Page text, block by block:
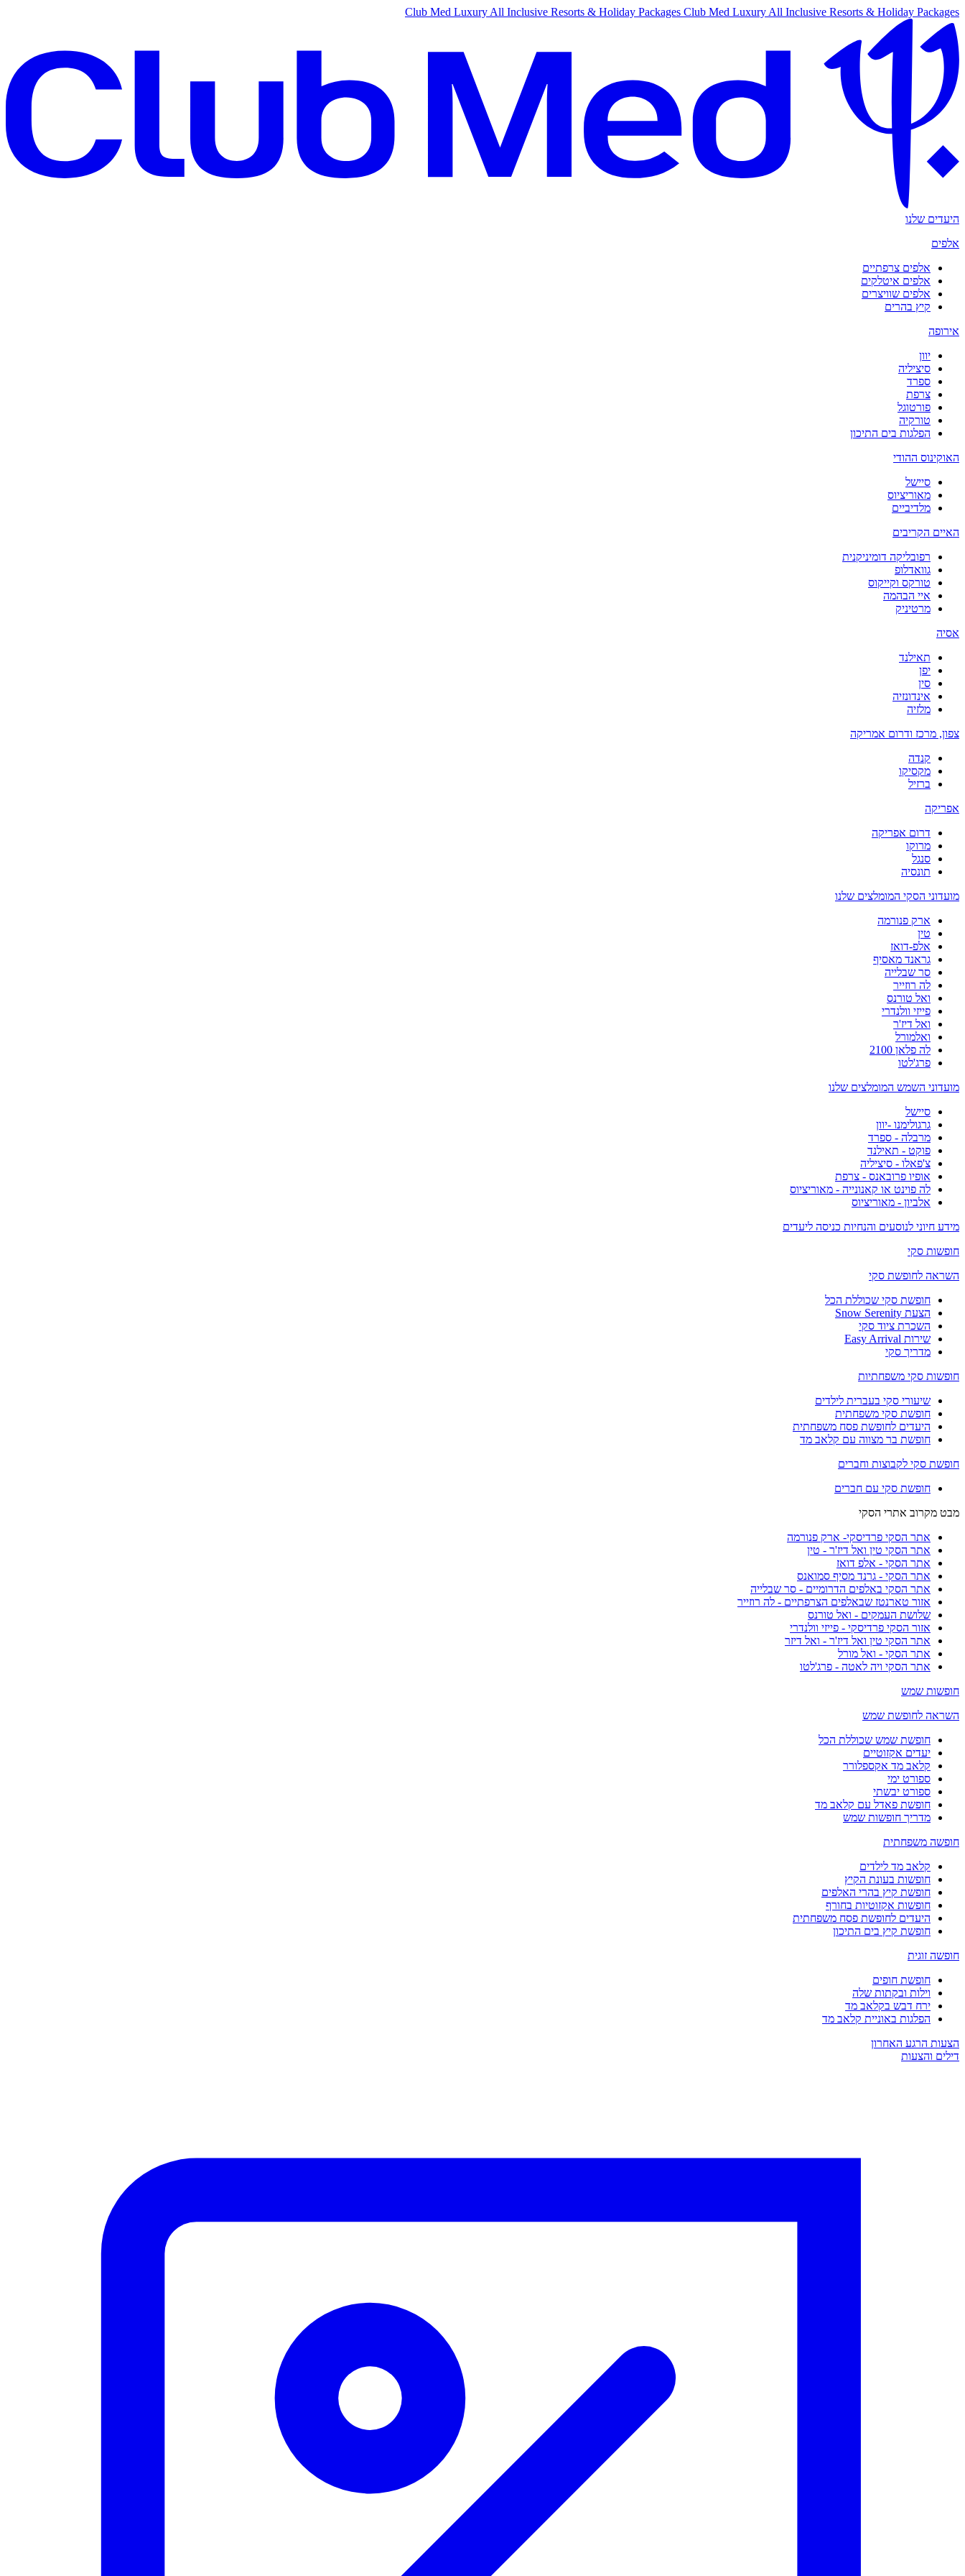
Club Med Luxury All Inclusive Resorts & Holiday Packages Club Med Luxury All Inclusive Resorts & Holiday Packages
היעדים שלנו
אלפים
אלפים צרפתיים
אלפים איטלקים
אלפים שוויצרים
קיץ בהרים
אירופה
יוון
סיציליה
ספרד
צרפת
פורטוגל
טורקיה
הפלגות בים התיכון
האוקינוס ההודי
סיישל
מאוריציוס
מלדיביים
האיים הקריבים
רפובליקה דומיניקנית
גוואדלופ
טורקס וקייקוס
איי הבהמה
מרטיניק
אסיה
תאילנד
יפן
סין
אינדונזיה
מלזיה
צפון, מרכז ודרום אמריקה
קנדה
מקסיקו
ברזיל
אפריקה
דרום אפריקה
מרוקו
סנגל
תונסיה
מועדוני הסקי המומלצים שלנו
ארק פנורמה
טין
אלפ-דואז
גראנד מאסיף
סר שבלייה
לה רוזייר
ואל טורנס
פייזי וולנדרי
ואל דיז'ר
ואלמורל
לה פלאן 2100
פרג'לטו
מועדוני השמש המומלצים שלנו
סיישל
גרגולימנו -יוון
מרבלה - ספרד
פוקט - תאילנד
צ'פאלו - סיציליה
אופיו פרובאנס - צרפת
לה פוינט או קאנונייה - מאוריציוס
אלביון - מאוריציוס
מידע חיוני לנוסעים והנחיות כניסה ליעדים
חופשות סקי
השראה לחופשת סקי
חופשת סקי שכוללת הכל
הצעת Snow Serenity
השכרת ציוד סקי
שירות Easy Arrival
מדריך סקי
חופשות סקי משפחתיות
שיעורי סקי בעברית לילדים
חופשת סקי משפחתית
היעדים לחופשת פסח משפחתית
חופשת בר מצווה עם קלאב מד
חופשת סקי לקבוצות וחברים
חופשת סקי עם חברים
מבט מקרוב אתרי הסקי
אתר הסקי פרדיסקי- ארק פנורמה
אתר הסקי טין ואל דיז'ר - טין
אתר הסקי - אלפ דואז
אתר הסקי - גרנד מסיף סמואנס
אתר הסקי באלפים הדרומיים - סר שבלייה
אזור טארנטז שבאלפים הצרפתיים - לה רוזייר
שלושת העמקים - ואל טורנס
אזור הסקי פרדיסקי - פייזי וולנדרי
אתר הסקי טין ואל דיז'ר - ואל דיזר
אתר הסקי - ואל מורל
אתר הסקי ויה לאטה - פרג'לטו
חופשות שמש
השראה לחופשת שמש
חופשת שמש שכוללת הכל
יעדים אקזוטיים
קלאב מד אקספלורר
ספורט ימי
ספורט יבשתי
חופשת פאדל עם קלאב מד
מדריך חופשות שמש
חופשה משפחתית
קלאב מד לילדים
חופשות בעונת הקיץ
חופשת קיץ בהרי האלפים
חופשות אקזוטיות בחורף
היעדים לחופשת פסח משפחתית
חופשת קיץ בים התיכון
חופשה זוגית
חופשת חופים
וילות ובקתות שלה
ירח דבש בקלאב מד
הפלגות באוניית קלאב מד
הצעות הרגע האחרון
דילים והצעות